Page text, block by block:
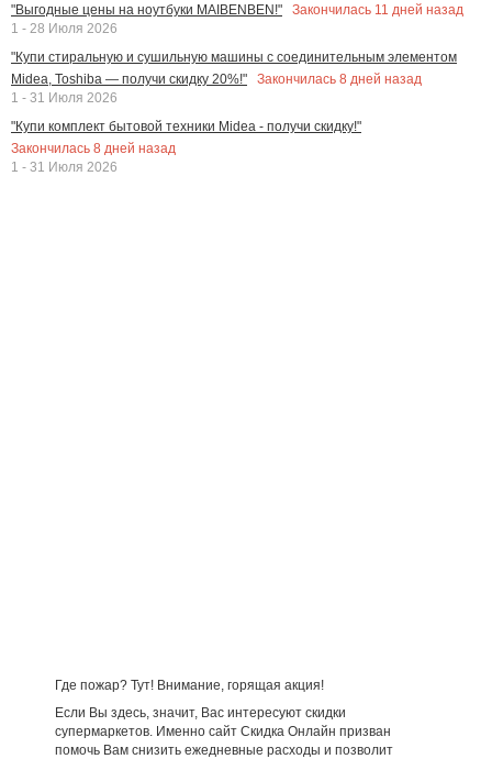
"Выгодные цены на ноутбуки MAIBENBEN!"
Закончилась 11 дней назад
1 - 28 Июля 2026
"Купи стиральную и сушильную машины с соединительным элементом
Midea, Toshiba — получи скидку 20%!"
Закончилась 8 дней назад
1 - 31 Июля 2026
"Купи комплект бытовой техники Midea - получи скидку!"
Закончилась 8 дней назад
1 - 31 Июля 2026
Где пожар? Тут! Внимание, горящая акция!
Если Вы здесь, значит, Вас интересуют скидки
супермаркетов. Именно сайт Скидка Онлайн призван
помочь Вам снизить ежедневные расходы и позволит